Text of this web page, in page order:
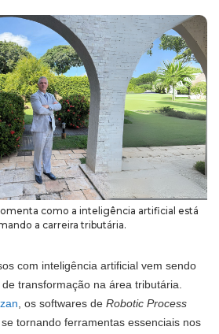
como a inteligência artificial está
a carreira tributária.
com inteligência artificial vem sendo
transformação na área tributária.
, os softwares de Robotic Process
se tornando ferramentas essenciais nos